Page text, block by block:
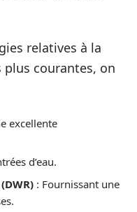
relatives à la
plus courantes, on
excellente
d’eau.
: Fournissant une